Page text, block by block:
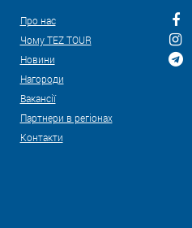
Про нас
Чому TEZ TOUR
Новини
Нагороди
Вакансії
Партнери в регіонах
Контакти